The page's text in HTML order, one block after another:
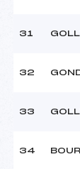
31
32
33
34